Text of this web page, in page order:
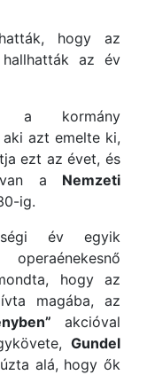
hogy az
hallhatták az év
a kormány
azt emelte ki,
ezt az évet, és
van a Nemzeti
ig.
év egyik
operaénekesnő
hogy az
magába, az
akcióval
Gundel
alá, hogy ők